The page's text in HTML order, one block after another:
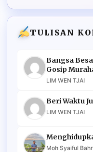
TULISAN
Bangsa
Gosip
LIM WEN TJAI
Beri Waktu
LIM WEN TJAI
Moh Syaiful